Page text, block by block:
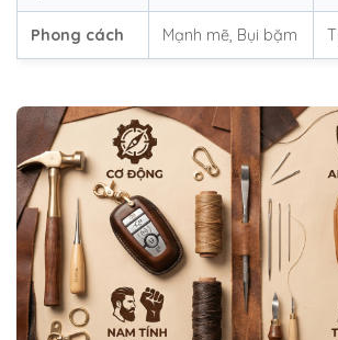
Phong cách Mạnh mẽ, Bụi bặm